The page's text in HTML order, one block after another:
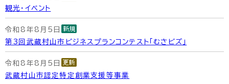
観光・イベント
令和8年8月5日
第3回武蔵村山市ビジネスプランコンテスト「むさビズ」
令和8年8月5日
武蔵村山市認定特定創業支援等事業